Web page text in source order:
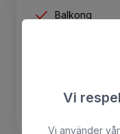
Balkong
Vi
Vi använder